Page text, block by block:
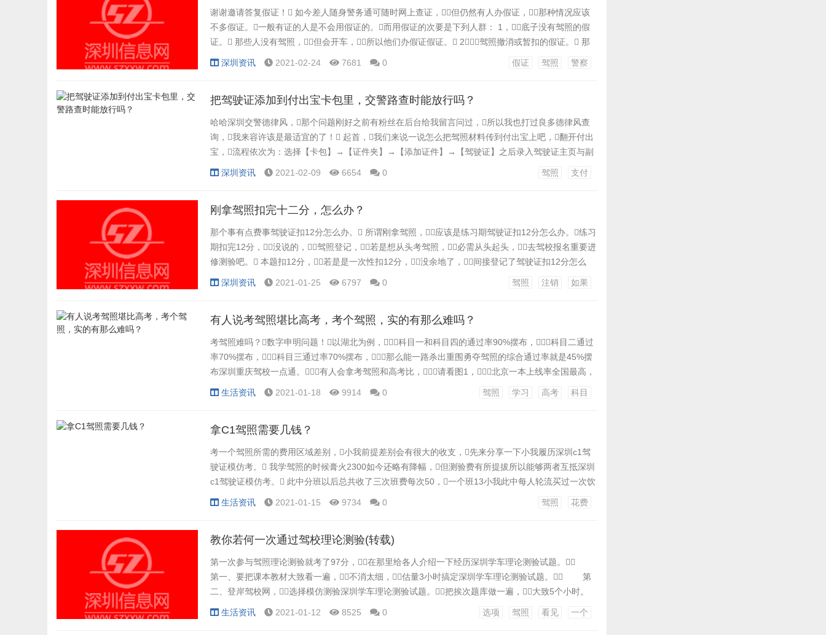
谢谢邀请答复假证！ 如今差人随身警务通可随时网上查证，但仍然有人办假证，那种情况应该
不多假证。一般有证的人是不会用假证的。而用假证的次要是下列人群： 1，底子没有驾照的假
证。 那些人没有驾照，但会开车，所以他们办假证假证。 2，驾照撤消或暂扣的假证。 那
些人因为驾照扣12分，或者撤消了，所以办假证假证。 3，跑长途怕扣分的假证。 那类人不
深圳资讯 2021-02-24 7681 0 假证 驾照 警察
把驾驶证添加到付出宝卡包里，交警路查时能放行吗？
哈哈深圳交警德律风，那个问题刚好之前有粉丝在后台给我留言问过，所以我也打过良多德律风查
询，我来容许该是最适宜的了！ 起首，我们来说一说怎么把驾照材料传到付出宝上吧，翻开付出
宝，流程依次为：选择【卡包】→【证件夹】→【添加证件】→【驾驶证】之后录入驾驶证主页与副
页就能够上传完成了深圳交警德律风。 那么，我们是不是把驾照信息上传到付出宝之后，就能够不
深圳资讯 2021-02-09 6654 0 驾照 支付
刚拿驾照扣完十二分，怎么办？
那个事有点费事驾驶证扣12分怎么办。 所谓刚拿驾照，应该是练习期驾驶证扣12分怎么办。练习
期扣完12分，没说的，驾照登记，若是想从头考驾照，必需从头起头，去驾校报名重要进
修测验吧。 本题扣12分，若是是一次性扣12分，没余地了，间接登记了驾驶证扣12分怎么
办。 若是累计扣12分，还有救驾驶证扣12分怎么办。C照练习期可扣11分没问题的。故你能够
深圳资讯 2021-01-25 6797 0 驾照 注销 如果
有人说考驾照堪比高考，考个驾照，实的有那么难吗？
考驾照难吗？数字申明问题！以湖北为例，科目一和科目四的通过率90%摆布，科目二通过
率70%摆布，科目三通过率70%摆布，那么能一路杀出重围勇夺驾照的综合通过率就是45%摆
布深圳重庆驾校一点通。有人会拿考驾照和高考比，请看图1，北京一本上线率全国最高，
为34.13%；湖北为9.56%。很清晰吧，跟高考比，差远了。 在校大学生大一入校
生活资讯 2021-01-18 9914 0 驾照 学习 高考 科目
拿C1驾照需要几钱？
考一个驾照所需的费用区域差别，小我前提差别会有很大的收支，先来分享一下小我履历深圳c1驾
驶证模仿考。 我学驾照的时候膏火2300如今还略有降幅，但测验费有所提拔所以能够两者互抵深圳
c1驾驶证模仿考。 此中分班以后总共收了三次班费每次50，一个班13小我此中每人轮流买过一次饮
料和小吃破费100，给锻练买过一次早餐15，此中测验四次测验费记不清了仿佛没超越500（那此中
生活资讯 2021-01-15 9734 0 驾照 花费
教你若何一次通过驾校理论测验(转载)
第一次参与驾照理论测验就考了97分，在那里给各人介绍一下经历深圳学车理论测验试题。
第一、要把课本教材大致看一遍，不消太细，估量3小时搞定深圳学车理论测验试题。 第
二、登岸驾校网，选择模仿测验深圳学车理论测验试题。把挨次题库做一遍，大致5个小时。
 第三、再把错题做2遍深圳学车理论测验试题。 第四、要做5遍模仿试题深圳学车理论测
生活资讯 2021-01-12 8525 0 选项 驾照 看见 一个